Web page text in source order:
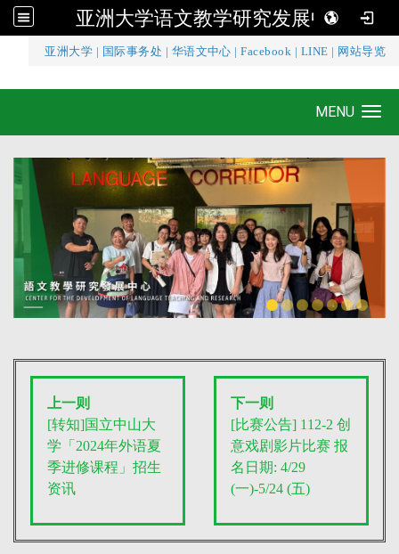
亚洲大学语文教学研究发展中心
亚洲大学 国际事务处 华语文中心 |Facebook LINE 网站导览
亚洲大学语文教学研究发展中心
MENU
上一则
[转知]国立中山大
学「2024年外语夏
季进修课程」招生
资讯
下一则
[比赛公告] 112-2创
意戏剧影片比赛 报
名日期: 4/29
(一)-5/24 (五)